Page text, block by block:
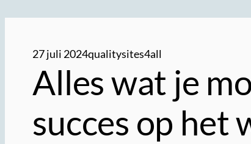
27 juli 2024qualitysites4all
Alles wat je
succes op het